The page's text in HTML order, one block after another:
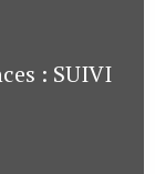
: SUIVI